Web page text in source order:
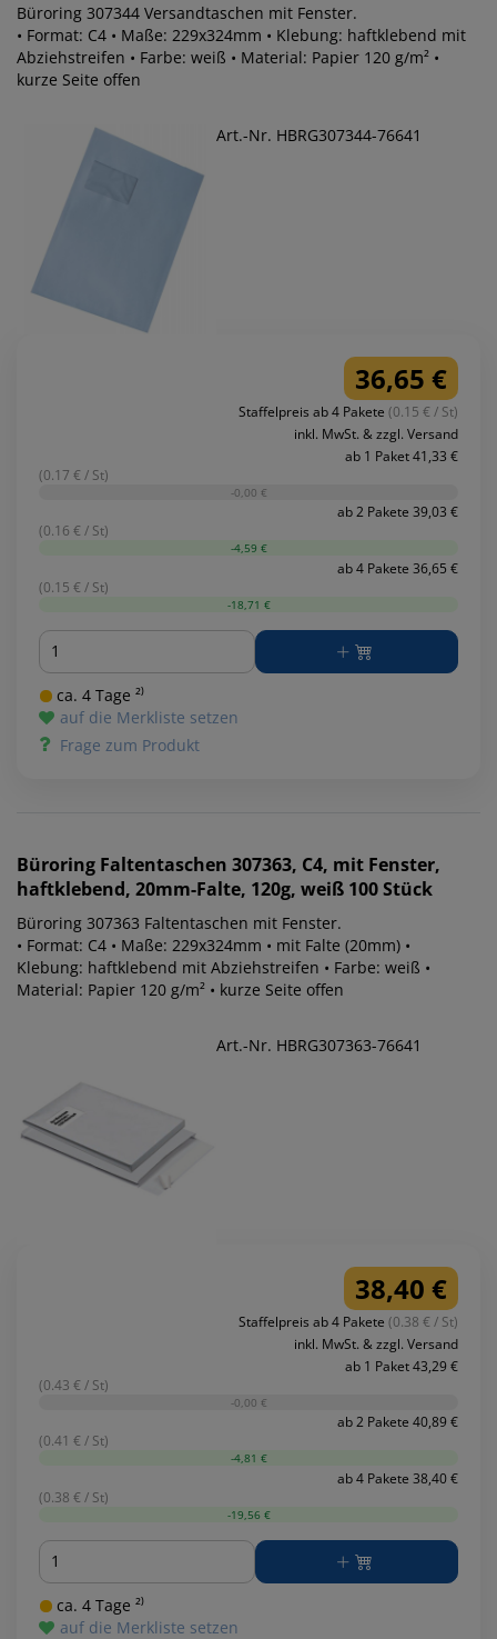
Büroring 307344 Versandtaschen mit Fenster.
• Format: C4 • Maße: 229x324mm • Klebung: haftklebend mit
Abziehstreifen • Farbe: weiß • Material: Papier 120 g/m² •
kurze Seite offen
Art.-Nr. HBRG307344-76641
36,65 €
Staffelpreis ab 4 Pakete (0.15 € / St)
inkl. MwSt. & zzgl. Versand
ab 1 Paket 41,33 €
(0.17 € / St)
-0,00 €
ab 2 Pakete 39,03 €
(0.16 € / St)
-4,59 €
ab 4 Pakete 36,65 €
(0.15 € / St)
-18,71 €
Menge
ca. 4 Tage ²⁾
auf die Merkliste setzen
Frage zum Produkt
Büroring Faltentaschen 307363, C4, mit Fenster,
haftklebend, 20mm-Falte, 120g, weiß 100 Stück
Büroring 307363 Faltentaschen mit Fenster.
• Format: C4 • Maße: 229x324mm • mit Falte (20mm) •
Klebung: haftklebend mit Abziehstreifen • Farbe: weiß •
Material: Papier 120 g/m² • kurze Seite offen
Art.-Nr. HBRG307363-76641
38,40 €
Staffelpreis ab 4 Pakete (0.38 € / St)
inkl. MwSt. & zzgl. Versand
ab 1 Paket 43,29 €
(0.43 € / St)
-0,00 €
ab 2 Pakete 40,89 €
(0.41 € / St)
-4,81 €
ab 4 Pakete 38,40 €
(0.38 € / St)
-19,56 €
Menge
ca. 4 Tage ²⁾
auf die Merkliste setzen